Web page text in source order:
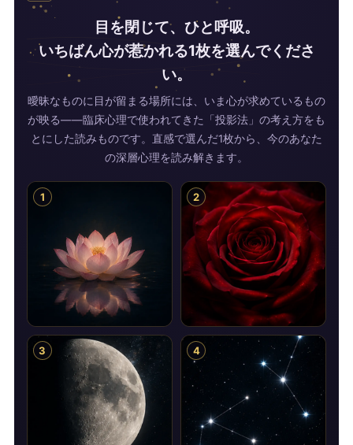
目を閉じて、ひと呼吸。
いちばん心が惹かれる1枚を選んでくださ
い。
曖昧なものに目が留まる場所には、いま心が求めているもの
が映る——臨床心理で使われてきた「投影法」の考え方をも
とにした読みものです。直感で選んだ1枚から、今のあなた
の深層心理を読み解きます。
1 2
3 4